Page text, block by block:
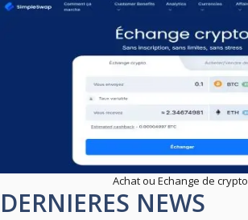
Achat ou Echange de crypto
DERNIERES NEWS